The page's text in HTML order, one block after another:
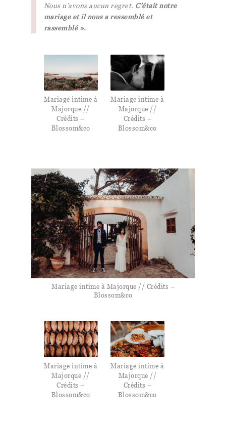
Nous n’avons aucun regret. C’était notre
mariage et il nous a ressemblé et
rassemblé ».
Mariage intime à
Majorque //
Crédits –
Blossom&co
Mariage intime à
Majorque //
Crédits –
Blossom&co
Mariage intime à Majorque // Crédits –
Blossom&co
Mariage intime à
Majorque //
Crédits –
Blossom&co
Mariage intime à
Majorque //
Crédits –
Blossom&co